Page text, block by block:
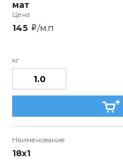
мат
145 i/м.п
18х1